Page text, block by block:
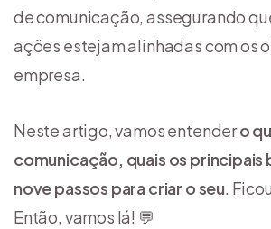
de comunicação, assegurando
ações estejam alinhadas com os
empresa.
Neste artigo, vamos entendero
comunicação, quais os principais
nove passos para criar o seu.
Então, vamos lá! 💬